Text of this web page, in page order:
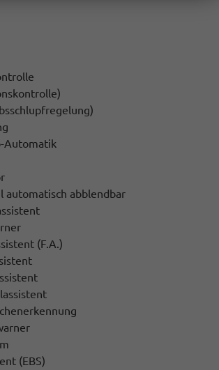
Automatik
automatisch abblendbar
(F.A.)
(EBS)